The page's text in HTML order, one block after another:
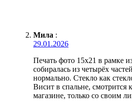
Мила :
29.01.2026
Печать фото 15х21 в рамке
собиралась из четырёх
нормально. Стекло как
Висит в спальне, смотрится
магазине, только со своим